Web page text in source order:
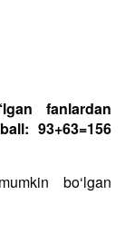
fanlardan
93+63=156
bo‘lgan